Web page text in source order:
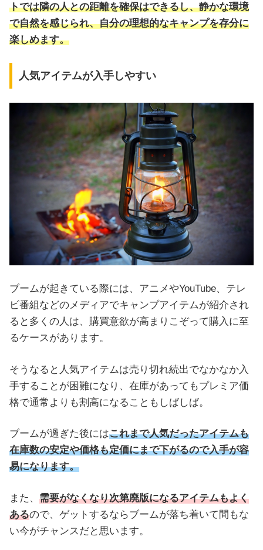
トでは隣の人との距離を確保はできるし、静かな環境
で自然を感じられ、自分の理想的なキャンプを存分に
楽しめます。
人気アイテムが入手しやすい
ブームが起きている際には、アニメやYouTube、テレ
ビ番組などのメディアでキャンプアイテムが紹介され
ると多くの人は、購買意欲が高まりこぞって購入に至
るケースがあります。
そうなると人気アイテムは売り切れ続出でなかなか入
手することが困難になり、在庫があってもプレミア価
格で通常よりも割高になることもしばしば。
ブームが過ぎた後にはこれまで人気だったアイテムも
在庫数の安定や価格も定価にまで下がるので入手が容
易になります。
また、 需要がなくなり次第廃版になるアイテムもよく
あるので、ゲットするならブームが落ち着いて間もな
い今がチャンスだと思います。